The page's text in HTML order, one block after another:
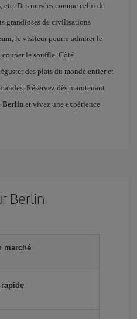
etc. Des musées comme celui de
grandioses de civilisations
, le visiteur pourra admirer le
le souffle. Côté
des plats du monde entier et
Réservez dès maintenant
Berlin et vivez une expérience
Berlin
marché